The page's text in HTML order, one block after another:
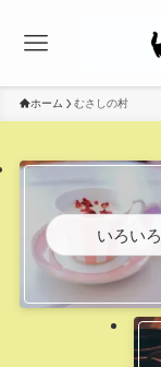
ホーム むさしの村
いろいろ